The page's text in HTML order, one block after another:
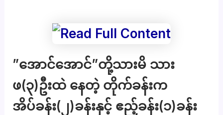
”အောင်အောင်”တို့သားမိ သား
ဖ(၃)ဦးထဲ နေတဲ့ တိုက်ခန်းက
အိပ်ခန်း(၂)ခန်းနှင့် ဧည့်ခန်း(၁)ခန်း